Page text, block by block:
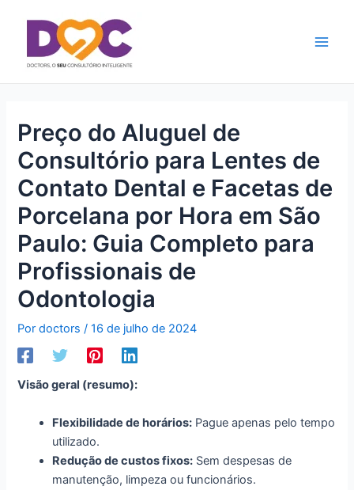
conteúdo
Preço do Aluguel de
Consultório para Lentes de
Contato Dental e Facetas de
Porcelana por Hora em São
Paulo: Guia Completo para
Profissionais de
Odontologia
Pordoctors/16 de julho de 2024
Visão geral (resumo):
Flexibilidade de horários: Pague apenas pelo tempo
utilizado.
Redução de custos fixos: Sem despesas de
manutenção, limpeza ou funcionários.